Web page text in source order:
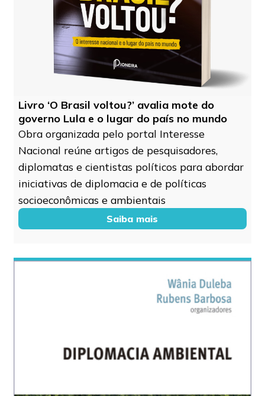
Livro ‘O Brasil voltou?’ avalia mote do
governo Lula e o lugar do país no mundo
Obra organizada pelo portal Interesse
Nacional reúne artigos de pesquisadores,
diplomatas e cientistas políticos para abordar
iniciativas de diplomacia e de políticas
socioeconômicas e ambientais
Saiba mais